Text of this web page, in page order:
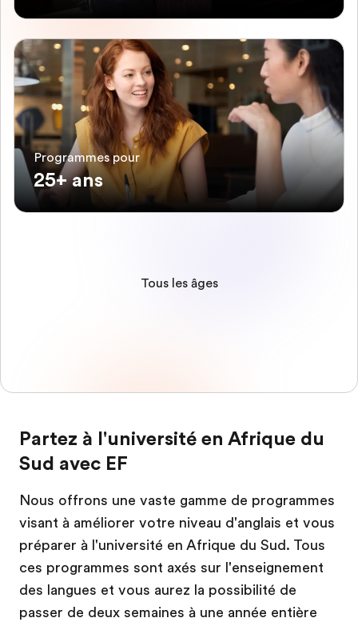
Programmes pour
25+ ans
Tous les âges
Partez à l'université en Afrique du
Sud avec EF
Nous offrons une vaste gamme de programmes
visant à améliorer votre niveau d'anglais et vous
préparer à l'université en Afrique du Sud. Tous
ces programmes sont axés sur l'enseignement
des langues et vous aurez la possibilité de
passer de deux semaines à une année entière